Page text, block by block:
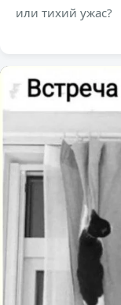
или тихий ужас?